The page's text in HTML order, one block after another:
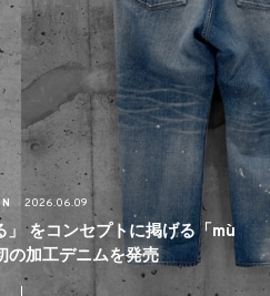
2026.06.09
」 をコンセプトに掲げる「mù
の加工デニムを発売